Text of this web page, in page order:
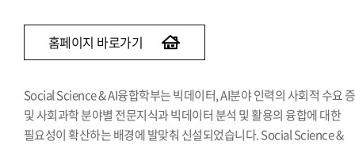
홈페이지 바로가기
Social Science & AI융합학부는 빅데이터, AI분야 인력의 사회적 수요
및 사회과학 분야별 전문지식과 빅데이터 분석 및 활용의 융합에 대한
필요성이 확산하는 배경에 발맞춰 신설되었습니다. Social Science &